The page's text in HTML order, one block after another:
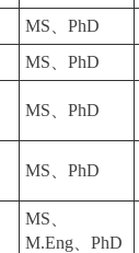
MS、PhD
MS、PhD
MS、PhD
MS、PhD
MS、
M.Eng、PhD